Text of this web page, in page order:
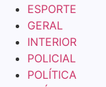
ESPORTE
GERAL
INTERIOR
POLICIAL
POLÍTICA